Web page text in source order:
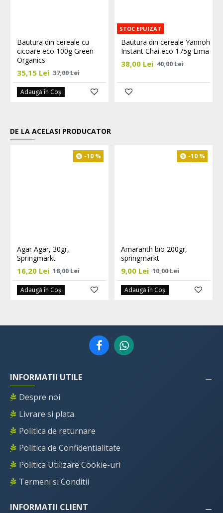
Bautura din cereale cu
cicoare eco 100g Green
Organics
35,15 Lei 37,00 Lei
Adaugă în Coş
STOC EPUIZAT
Bautura din cereale Yannoh
Instant Chai eco 175g Lima
38,00 Lei 40,00 Lei
DE LA ACELASI PRODUCATOR
-10 %
Agar Agar, 30gr,
Springmarkt
16,20 Lei 18,00 Lei
Adaugă în Coş
-10 %
Amaranth bio 200gr,
springmarkt
9,00 Lei 10,00 Lei
Adaugă în Coş
INFORMATII UTILE
Despre noi
Livrare si plata
Politica de returnare
Politica de Confidentialitate
Politica Utilizare Cookie-uri
Termeni si Conditii
INFORMATII CLIENT